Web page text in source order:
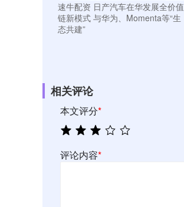
速牛配资 日产汽车在华发展全价值
链新模式 与华为、Momenta等“生
态共建”
相关评论
本文评分*
评论内容*